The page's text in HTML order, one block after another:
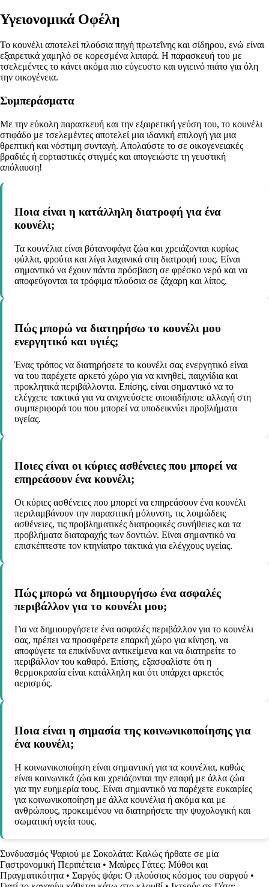
Υγειονομικά Οφέλη
Το κουνέλι αποτελεί πλούσια πηγή πρωτεΐνης και σίδηρου, ενώ είναι
εξαιρετικά χαμηλό σε κορεσμένα λιπαρά. Η παρασκευή του με
τσελεμέντες το κάνει ακόμα πιο εύγευστο και υγιεινό πιάτο για όλη
την οικογένεια.
Συμπεράσματα
Με την εύκολη παρασκευή και την εξαιρετική γεύση του, το κουνέλι
στιφάδο με τσελεμέντες αποτελεί μια ιδανική επιλογή για μια
θρεπτική και νόστιμη συνταγή. Απολαύστε το σε οικογενειακές
βραδιές ή εορταστικές στιγμές και απογειώστε τη γευστική
απόλαυση!
Ποια είναι η κατάλληλη διατροφή για ένα
κουνέλι;
Τα κουνέλια είναι βότανοφάγα ζώα και χρειάζονται κυρίως
φύλλα, φρούτα και λίγα λαχανικά στη διατροφή τους. Είναι
σημαντικό να έχουν πάντα πρόσβαση σε φρέσκο νερό και να
αποφεύγονται τα τρόφιμα πλούσια σε ζάχαρη και λίπος.
Πώς μπορώ να διατηρήσω το κουνέλι μου
ενεργητικό και υγιές;
Ένας τρόπος να διατηρήσετε το κουνέλι σας ενεργητικό είναι
να του παρέχετε αρκετό χώρο για να κινηθεί, παιχνίδια και
προκλητικά περιβάλλοντα. Επίσης, είναι σημαντικό να το
ελέγχετε τακτικά για να ανιχνεύσετε οποιαδήποτε αλλαγή στη
συμπεριφορά του που μπορεί να υποδεικνύει προβλήματα
υγείας.
Ποιες είναι οι κύριες ασθένειες που μπορεί να
επηρεάσουν ένα κουνέλι;
Οι κύριες ασθένειες που μπορεί να επηρεάσουν ένα κουνέλι
περιλαμβάνουν την παρασιτική μόλυνση, τις λοιμώδεις
ασθένειες, τις προβληματικές διατροφικές συνήθειες και τα
προβλήματα διαταραχής των δοντιών. Είναι σημαντικό να
επισκέπτεστε τον κτηνίατρο τακτικά για ελέγχους υγείας.
Πώς μπορώ να δημιουργήσω ένα ασφαλές
περιβάλλον για το κουνέλι μου;
Για να δημιουργήσετε ένα ασφαλές περιβάλλον για το κουνέλι
σας, πρέπει να προσφέρετε επαρκή χώρο για κίνηση, να
αποφύγετε τα επικίνδυνα αντικείμενα και να διατηρείτε το
περιβάλλον του καθαρό. Επίσης, εξασφαλίστε ότι η
θερμοκρασία είναι κατάλληλη και ότι υπάρχει αρκετός
αερισμός.
Ποια είναι η σημασία της κοινωνικοποίησης για
ένα κουνέλι;
Η κοινωνικοποίηση είναι σημαντική για τα κουνέλια, καθώς
είναι κοινωνικά ζώα και χρειάζονται την επαφή με άλλα ζώα
για την ευημερία τους. Είναι σημαντικό να παρέχετε ευκαιρίες
για κοινωνικοποίηση με άλλα κουνέλια ή ακόμα και με
ανθρώπους, προκειμένου να διατηρήσετε την ψυχολογική και
σωματική υγεία τους.
Συνδυασμός Ψαριού με Σοκολάτα: Καλώς ήρθατε σε μία
Γαστρονομική Περιπέτεια • Μαύρες Γάτες: Μύθοι και
Πραγματικότητα • Σαργός ψάρι: Ο πλούσιος κόσμος του σαργού •